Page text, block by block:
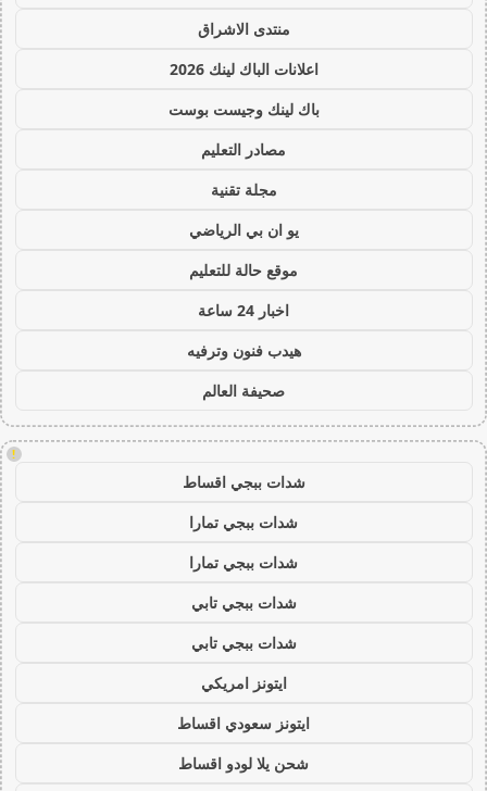
منتدى الاشراق
اعلانات الباك لينك 2026
باك لينك وجيست بوست
مصادر التعليم
مجلة تقنية
يو ان بي الرياضي
موقع حالة للتعليم
اخبار 24 ساعة
هيدب فنون وترفيه
صحيفة العالم
!
شدات ببجي اقساط
شدات ببجي تمارا
شدات ببجي تمارا
شدات ببجي تابي
شدات ببجي تابي
ايتونز امريكي
ايتونز سعودي اقساط
شحن يلا لودو اقساط